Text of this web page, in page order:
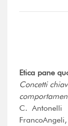
Etica pane
Concetti
C. Antonelli